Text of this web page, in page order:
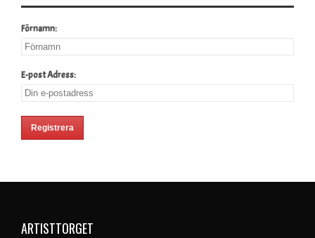
Förnamn:
E-post Adress:
ARTISTTORGET